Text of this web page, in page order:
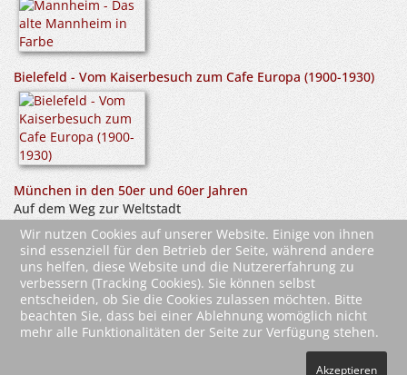
Bielefeld - Vom Kaiserbesuch zum Cafe Europa (1900-1930)
München in den 50er und 60er Jahren
Auf dem Weg zur Weltstadt
Wir nutzen Cookies auf unserer Website. Einige von ihnen
sind essenziell für den Betrieb der Seite, während andere
uns helfen, diese Website und die Nutzererfahrung zu
verbessern (Tracking Cookies). Sie können selbst
entscheiden, ob Sie die Cookies zulassen möchten. Bitte
beachten Sie, dass bei einer Ablehnung womöglich nicht
mehr alle Funktionalitäten der Seite zur Verfügung stehen.
Akzeptieren